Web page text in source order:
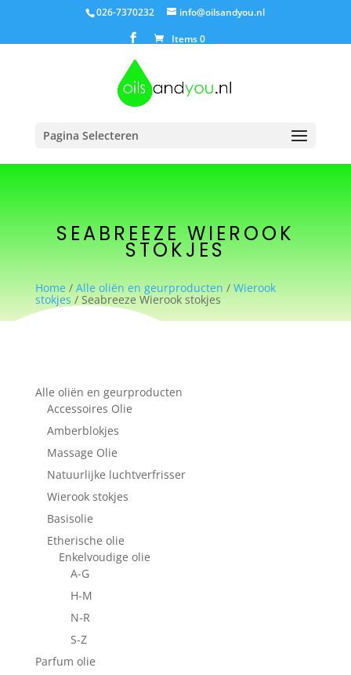
026-7370232
info@oilsandyou.nl
Items 0
Pagina Selecteren
SEABREEZE WIEROOK
STOKJES
Home / Alle oliën en geurproducten / Wierook
stokjes / Seabreeze Wierook stokjes
Alle oliën en geurproducten
Accessoires Olie
Amberblokjes
Massage Olie
Natuurlijke luchtverfrisser
Wierook stokjes
Basisolie
Etherische olie
Enkelvoudige olie
A-G
H-M
N-R
S-Z
Parfum olie